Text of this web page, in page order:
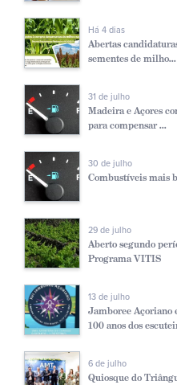
Há 4 dias
Abertas
sementes de milho...
31 de julho
Madeira e Açores
para compensar ...
30 de julho
Combustíveis mais
29 de julho
Aberto segundo
Programa VITIS
13 de julho
Jamboree Açoriano
100 anos dos
6 de julho
Quiosque do